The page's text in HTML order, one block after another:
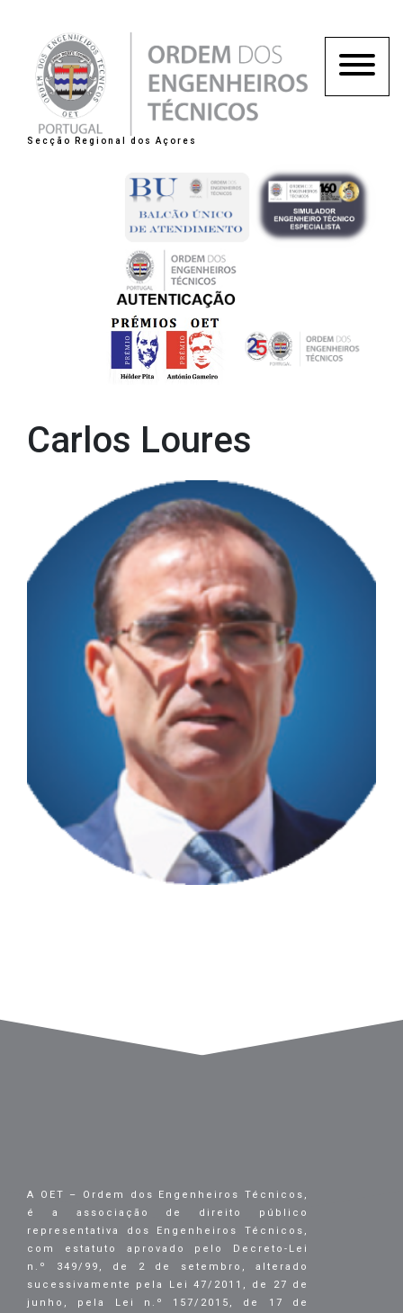
Secção Regional dos Açores
Carlos Loures
A OET – Ordem dos Engenheiros Técnicos,
é a associação de direito público
representativa dos Engenheiros Técnicos,
com estatuto aprovado pelo Decreto-Lei
n.º 349/99, de 2 de setembro, alterado
sucessivamente pela Lei 47/2011, de 27 de
junho, pela Lei n.º 157/2015, de 17 de